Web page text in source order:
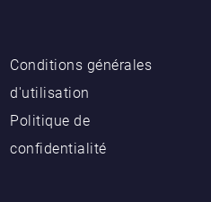
Conditions générales
d'utilisation
Politique de
confidentialité